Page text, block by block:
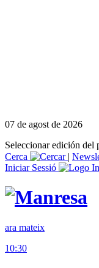
07 de agost de 2026
Seleccionar edición del
Cerca
|
Iniciar Sessió
ara mateix
10:30